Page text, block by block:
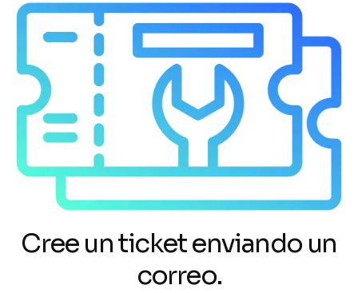
Cree un ticket enviando un
correo.